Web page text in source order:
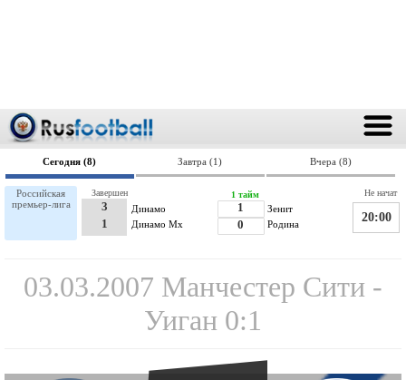
Сегодня (8) Завтра (1) Вчера (8)
Российская
премьер-лига
Динамо
3
1
Динамо Мх
Завершен
Зенит
1
0
Родина
1 тайм
20:00
Не начат
03.03.2007 Манчестер Сити -
Уиган 0:1